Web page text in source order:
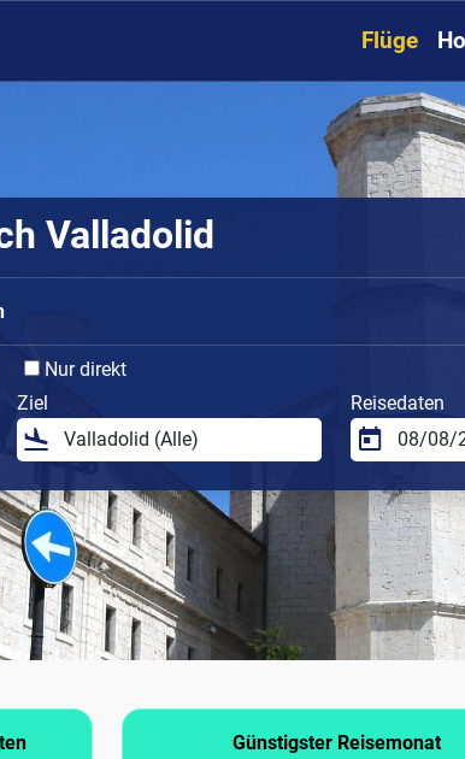
Flüge
Valladolid
Nur direkt
Ziel Reisedaten
Günstigster Reisemonat